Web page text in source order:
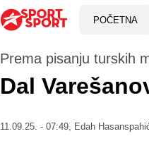
POČETNA
Prema pisanju turskih
Dal
11.09.25. - 07:49, Edah